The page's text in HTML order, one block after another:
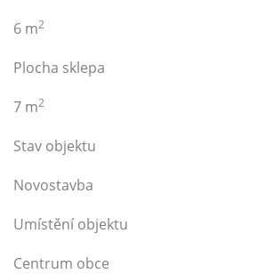
6 m2
Plocha sklepa
7 m2
Stav objektu
Novostavba
Umístění objektu
Centrum obce